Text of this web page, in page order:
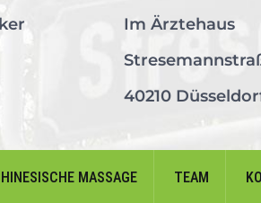
Im Ärztehaus
40210
MASSAGE TEAM